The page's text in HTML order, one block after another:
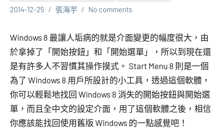
2014-12-25
張海芋 No comments
Windows 8 最讓人垢病的就是介面變更的幅度很大，由
於拿掉了「開始按鈕」和「開始選單」，所以到現在還
是有許多人不習慣其操作摸式。 Start Menu 8 則是一個
為了 Windows 8 用戶所設計的小工具，透過這個軟體，
你可以輕鬆地找回 Windows 8 消失的開始按鈕與開始選
單，而且全中文的設定介面，用了這個軟體之後，相信
你應該能找回使用舊版 Windows 的一點感覺吧！